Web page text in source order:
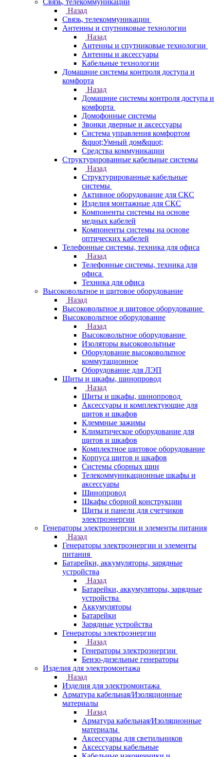
Связь, телекоммуникации
Назад
Связь, телекоммуникации
Антенны и спутниковые технологии
Назад
Антенны и спутниковые технологии
Антенны и аксессуары
Кабельные технологии
Домашние системы контроля доступа и
комфорта
Назад
Домашние системы контроля доступа и
комфорта
Домофонные системы
Звонки дверные и аксессуары
Система управления комфортом
&quot;Умный дом&quot;
Средства коммуникации
Структурированные кабельные системы
Назад
Структурированные кабельные
системы
Активное оборудование для СКС
Изделия монтажные для СКС
Компоненты системы на основе
медных кабелей
Компоненты системы на основе
оптических кабелей
Телефонные системы, техника для офиса
Назад
Телефонные системы, техника для
офиса
Техника для офиса
Высоковольтное и щитовое оборудование
Назад
Высоковольтное и щитовое оборудование
Высоковольтное оборудование
Назад
Высоковольтное оборудование
Изоляторы высоковольтные
Оборудование высоковольтное
коммутационное
Оборудование для ЛЭП
Щиты и шкафы, шинопровод
Назад
Щиты и шкафы, шинопровод
Аксессуары и комплектующие для
щитов и шкафов
Клеммные зажимы
Климатическое оборудование для
щитов и шкафов
Комплектное щитовое оборудование
Корпуса щитов и шкафов
Системы сборных шин
Телекоммуникационные шкафы и
аксессуары
Шинопровод
Шкафы сборной конструкции
Щиты и панели для счетчиков
электроэнергии
Генераторы электроэнергии и элементы питания
Назад
Генераторы электроэнергии и элементы
питания
Батарейки, аккумуляторы, зарядные
устройства
Назад
Батарейки, аккумуляторы, зарядные
устройства
Аккумуляторы
Батарейки
Зарядные устройства
Генераторы электроэнергии
Назад
Генераторы электроэнергии
Бензо-дизельные генераторы
Изделия для электромонтажа
Назад
Изделия для электромонтажа
Арматура кабельная/Изоляционные
материалы
Назад
Арматура кабельная/Изоляционные
материалы
Аксессуары для светильников
Аксессуары кабельные